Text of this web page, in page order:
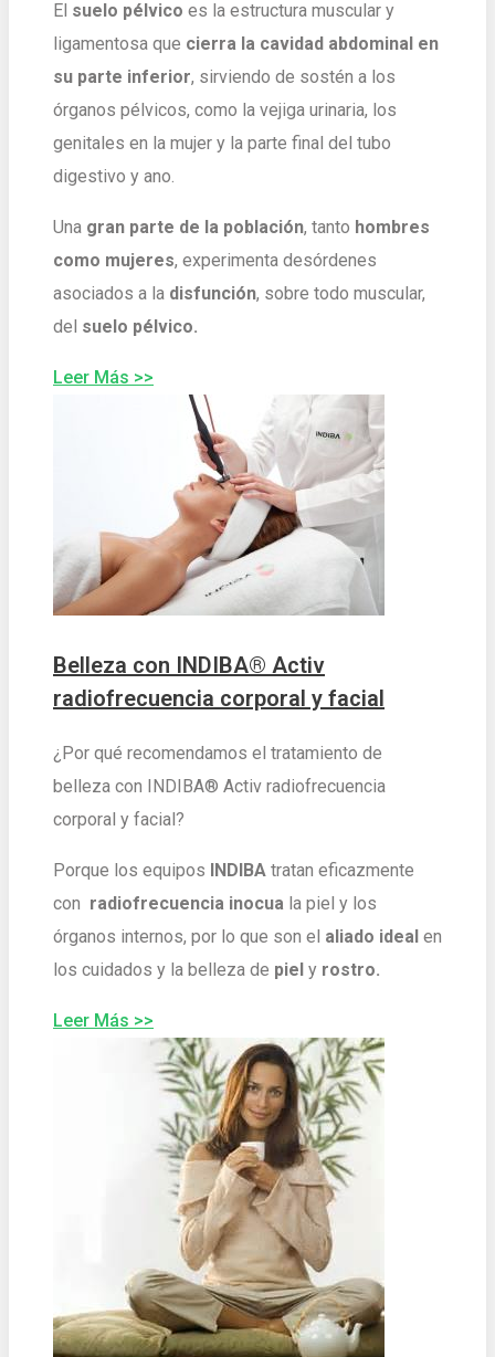
El suelo pélvico es la estructura muscular y
ligamentosa que cierra la cavidad abdominal en
su parte inferior, sirviendo de sostén a los
órganos pélvicos, como la vejiga urinaria, los
genitales en la mujer y la parte final del tubo
digestivo y ano.
Una gran parte de la población, tanto hombres
como mujeres, experimenta desórdenes
asociados a la disfunción, sobre todo muscular,
del suelo pélvico.
Leer Más >>
Belleza con INDIBA® Activ
radiofrecuencia corporal y facial
¿Por qué recomendamos el tratamiento de
belleza con INDIBA® Activ radiofrecuencia
corporal y facial?
Porque los equipos INDIBA tratan eficazmente
con radiofrecuencia inocua la piel y los
órganos internos, por lo que son el aliado ideal en
los cuidados y la belleza de piel y rostro.
Leer Más >>